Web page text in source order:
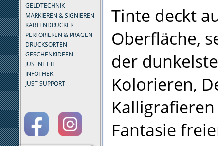
GELDTECHNIK
MARKIEREN & SIGNIEREN
KARTENDRUCKER
PERFORIEREN & PRÄGEN
DRUCKSORTEN
GESCHENKIDEEN
JUSTNET IT
INFOTHEK
JUST SUPPORT
Tinte deckt
Oberfläche,
der
Kolorieren,
Fantasie